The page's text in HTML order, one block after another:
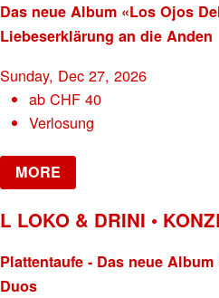
Das neue Album «Los Ojos
Liebeserklärung an die Anden
Sunday, Dec 27, 2026
abCHF 40
Verlosung
MORE
L LOKO & DRINI •
Plattentaufe - Das neue
Duos